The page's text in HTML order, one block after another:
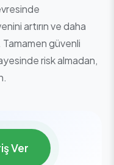
artırın ve daha
güvenli
risk almadan,
Ver